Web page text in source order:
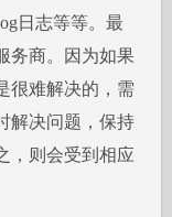
日志等等。最
务商。因为如果
很难解决的，需
解决问题，保持
，则会受到相应